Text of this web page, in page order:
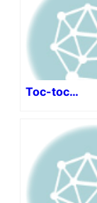
Toc-toc…